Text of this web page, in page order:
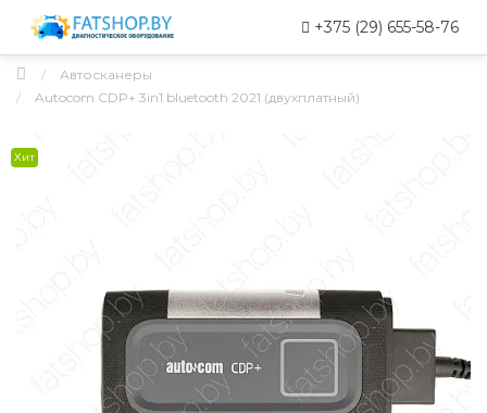
+375 (29) 655-58-76
Автосканеры
Autocom CDP+ 3in1 bluetooth 2021 (двухплатный)
Хит